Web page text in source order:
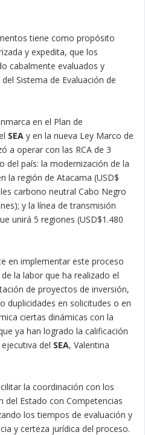
tiene como propósito
y expedita, que los
cabalmente evaluados y
Sistema de Evaluación de
en el Plan de
SEA y en la nueva Ley Marco de
a operar con las RCA de 3
del país: la modernización de la
la región de Atacama (USD$
carbono neutral Cabo Negro
y la línea de transmisión
unirá 5 regiones (USD$1.480
en implementar este proceso
la labor que ha realizado el
de proyectos de inversión,
duplicidades en solicitudes o en
ciertas dinámicas con la
ya han logrado la calificación
del SEA, Valentina
la coordinación con los
del Estado con Competencias
los tiempos de evaluación y
y certeza jurídica del proceso.